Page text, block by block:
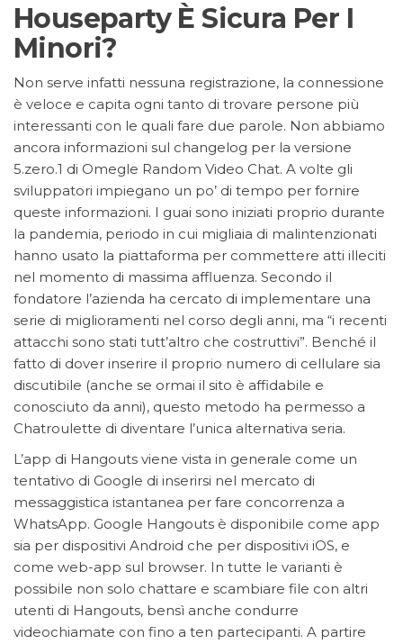
Houseparty È Sicura Per I
Minori?
Non serve infatti nessuna registrazione, la connessione
è veloce e capita ogni tanto di trovare persone più
interessanti con le quali fare due parole. Non abbiamo
ancora informazioni sul changelog per la versione
5.zero.1 di Omegle Random Video Chat. A volte gli
sviluppatori impiegano un po’ di tempo per fornire
queste informazioni. I guai sono iniziati proprio durante
la pandemia, periodo in cui migliaia di malintenzionati
hanno usato la piattaforma per commettere atti illeciti
nel momento di massima affluenza. Secondo il
fondatore l’azienda ha cercato di implementare una
serie di miglioramenti nel corso degli anni, ma “i recenti
attacchi sono stati tutt’altro che costruttivi”. Benché il
fatto di dover inserire il proprio numero di cellulare sia
discutibile (anche se ormai il sito è affidabile e
conosciuto da anni), questo metodo ha permesso a
Chatroulette di diventare l’unica alternativa seria.
L’app di Hangouts viene vista in generale come un
tentativo di Google di inserirsi nel mercato di
messaggistica istantanea per fare concorrenza a
WhatsApp. Google Hangouts è disponibile come app
sia per dispositivi Android che per dispositivi iOS, e
come web-app sul browser. In tutte le varianti è
possibile non solo chattare e scambiare file con altri
utenti di Hangouts, bensì anche condurre
videochiamate con fino a ten partecipanti. A partire